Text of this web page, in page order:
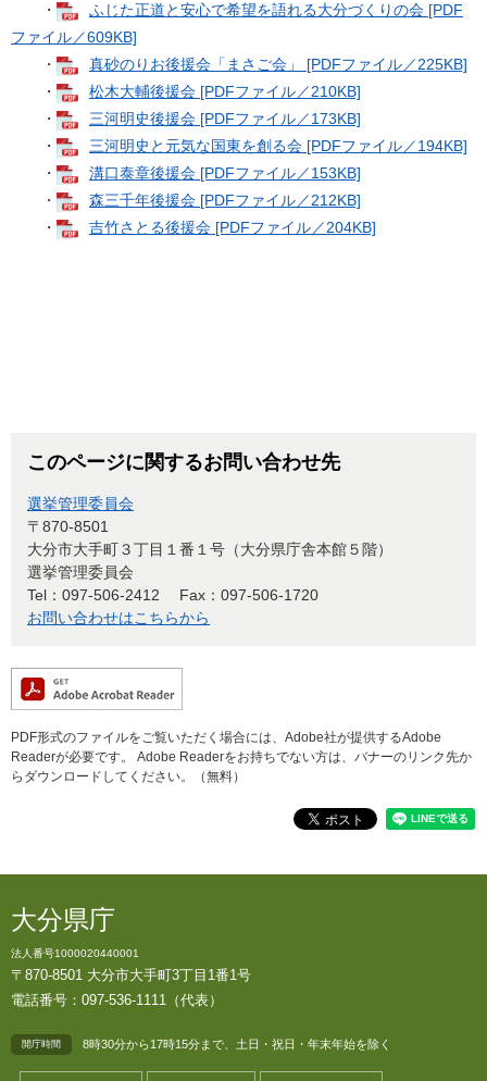
・
ふじた正道と安心で希望を語れる大分づくりの会 [PDF
ファイル／609KB]
・
真砂のりお後援会「まさご会」 [PDFファイル／225KB]
・
松木大輔後援会 [PDFファイル／210KB]
・
三河明史後援会 [PDFファイル／173KB]
・
三河明史と元気な国東を創る会 [PDFファイル／194KB]
・
溝口泰章後援会 [PDFファイル／153KB]
・
森三千年後援会 [PDFファイル／212KB]
・
吉竹さとる後援会 [PDFファイル／204KB]
このページに関するお問い合わせ先
選挙管理委員会
〒870-8501
大分市大手町３丁目１番１号（大分県庁舎本館５階）
選挙管理委員会
Tel：097-506-2412
Fax：097-506-1720
お問い合わせはこちらから
PDF形式のファイルをご覧いただく場合には、Adobe社が提供するAdobe
Readerが必要です。
Adobe Readerをお持ちでない方は、バナーのリンク先か
らダウンロードしてください。（無料）
大分県庁
法人番号1000020440001
〒870-8501 大分市大手町3丁目1番1号
電話番号：097-536-1111（代表）
開庁時間 8時30分から17時15分まで、土日・祝日・年末年始を除く